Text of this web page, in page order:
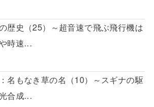
歴史（25）～超音速で飛ぶ飛行機は
時速...
名もなき草の名（10）～スギナの駆
合成...